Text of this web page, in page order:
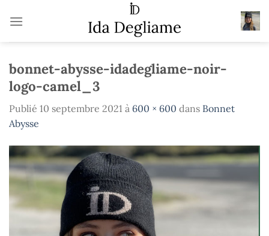
bonnet-abysse-idadegliame-noir-
logo-camel_3
Publié 10 septembre 2021 à 600 × 600 dans Bonnet
Abysse